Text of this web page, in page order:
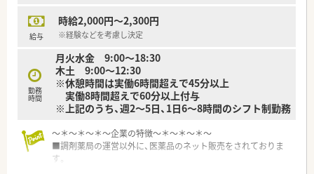
給与
時給2,000円～2,300円
※経験などを考慮し決定
勤務
時間
月火水金 9:00～18:30
木土 9:00～12:30
※休憩時間は実働6時間超えで45分以上
実働8時間超えで60分以上付与
※上記のうち、週2～5日、1日6～8時間のシフト制勤務
～＊～＊～＊～企業の特徴～＊～＊～＊～
■調剤薬局の運営以外に、医薬品のネット販売をされておりま
す。